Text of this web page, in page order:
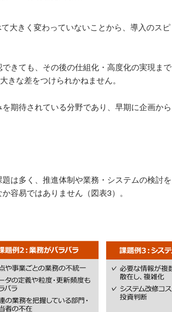
大きく変わっていないことから、導入のスピ
きても、その後の仕組化・高度化の実現まで
きな差をつけられかねません。
期待されている分野であり、早期に企画から
は多く、推進体制や業務・システムの検討を
容易ではありません（図表3）。